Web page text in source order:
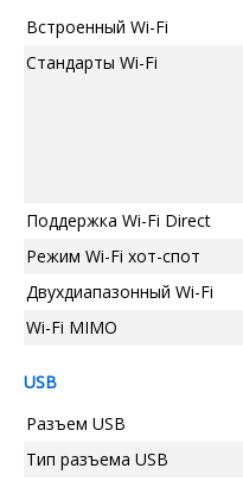
Встроенный Wi-Fi
Стандарты Wi-Fi
Поддержка Wi-Fi Direct
Режим Wi-Fi хот-спот
Двухдиапазонный Wi-Fi
Wi-Fi MIMO
USB
Разъем USB
Тип разъема USB